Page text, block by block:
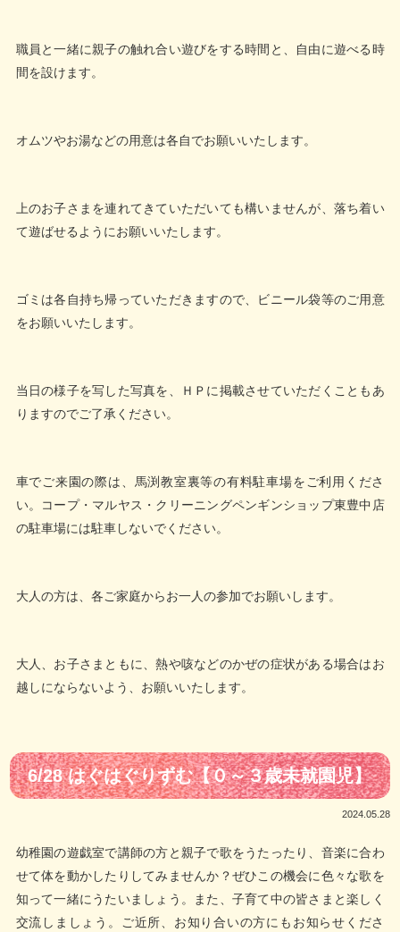
職員と一緒に親子の触れ合い遊びをする時間と、自由に遊べる時
間を設けます。
オムツやお湯などの用意は各自でお願いいたします。
上のお子さまを連れてきていただいても構いませんが、落ち着い
て遊ばせるようにお願いいたします。
ゴミは各自持ち帰っていただきますので、ビニール袋等のご用意
をお願いいたします。
当日の様子を写した写真を、ＨＰに掲載させていただくこともあ
りますのでご了承ください。
車でご来園の際は、馬渕教室裏等の有料駐車場をご利用くださ
い。コープ・マルヤス・クリーニングペンギンショップ東豊中店
の駐車場には駐車しないでください。
大人の方は、各ご家庭からお一人の参加でお願いします。
大人、お子さまともに、熱や咳などのかぜの症状がある場合はお
越しにならないよう、お願いいたします。
6/28 はぐはぐりずむ【０～３歳未就園児】
2024.05.28
幼稚園の遊戯室で講師の方と親子で歌をうたったり、音楽に合わ
せて体を動かしたりしてみませんか？ぜひこの機会に色々な歌を
知って一緒にうたいましょう。また、子育て中の皆さまと楽しく
交流しましょう。ご近所、お知り合いの方にもお知らせくださ